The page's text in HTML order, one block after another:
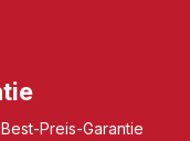
Preis-Garantie